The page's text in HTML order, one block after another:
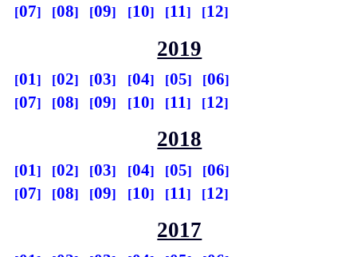
07 08 09 10 11 12
2019
01 02 03 04 05
06
07
08 09 10 11 12
2018
01 02 03 04 05
06
07
08 09 10 11 12
2017